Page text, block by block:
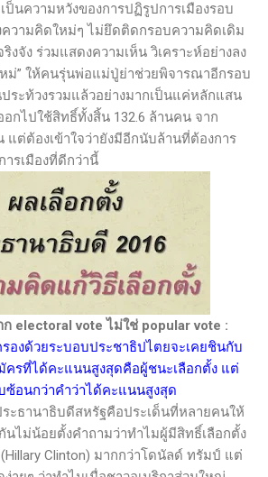
วามหวังของการปฏิรูปการเมืองรอบ
วามคิดใหม่ๆ ไม่ยึดติดกรอบความคิดเดิม
งจัง ร่วมแสดงความเห็น วิเคราะห์อย่างลง
หม่” ให้คนรุ่นพ่อแม่ปู่ย่าช่วยพิจารณาอีกรอบ
วงรวมแล้วอย่างมากเป็นแค่หลักแสน
กไปใช้สิทธิ์ทั้งสิ้น 132.6 ล้านคน จาก
แต่ต้องเข้าใจว่ายังมีอีกนับล้านที่ต้องการ
ารเมืองที่ดีกว่านี้
ก electoral voteไม่ใช่ popular vote :
องด้วยระบอบประชาธิปไตยจะเคยชินกับ
ครที่ได้คะแนนสูงสุดคือผู้ชนะเลือกตั้ง แต่
ซ้อนกว่าคำว่าได้คะแนนสูงสุด
นาธิบดีสหรัฐคือประเด็นที่หลายคนให้
นไม่น้อยตั้งคำถามว่าทำไมผู้มีสิทธิ์เลือกตั้ง
(Hillary Clinton) มากกว่าโดนัลด์ ทรัมป์ แต่